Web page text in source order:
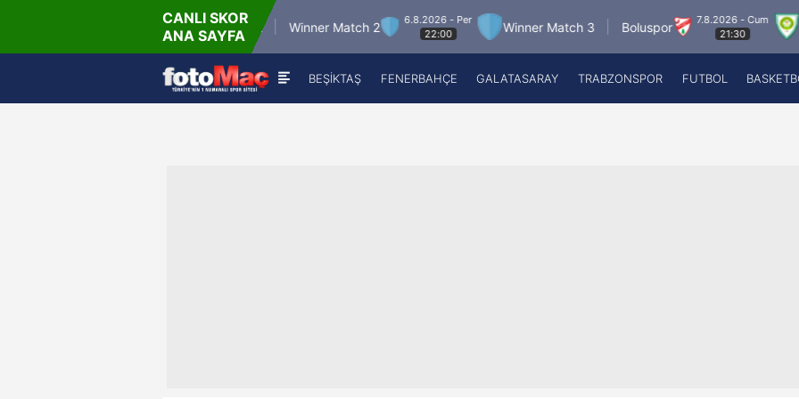
CANLI SKOR
ANA SAYFA
Winner Match 12 Winner Match 2
6.8.2026 - Per
22:00
Winner Match 3 Boluspor
7.8.2026 - Cum
21:30
Manisa
BEŞİKTAŞ FENERBAHÇE GALATASARAY TRABZONSPOR FUTBOL